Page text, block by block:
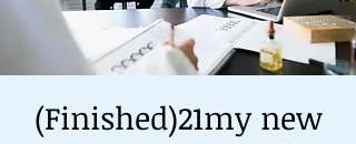
(Finished)21my new